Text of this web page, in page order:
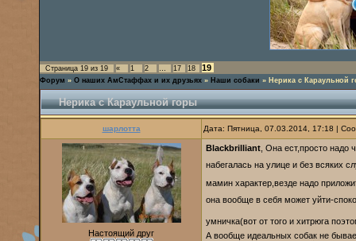
Страница 19 из 19 « 1 2 … 17 18 19
Форум » О наших АмСтаффах и их друзьях » Наши собаки » Нерика с Караульной
Нерика с Караульной горы
шарлотта Дата: Пятница, 07.03.2014, 17:18 |
Настоящий друг
Blackbrilliant , Она ест,просто надо
набегалась на улице и без всяких
мамин характер,везде надо
она вообще в себя может уйти-
умничка(вот от того и хитрюга
А вообще идеальных собак не